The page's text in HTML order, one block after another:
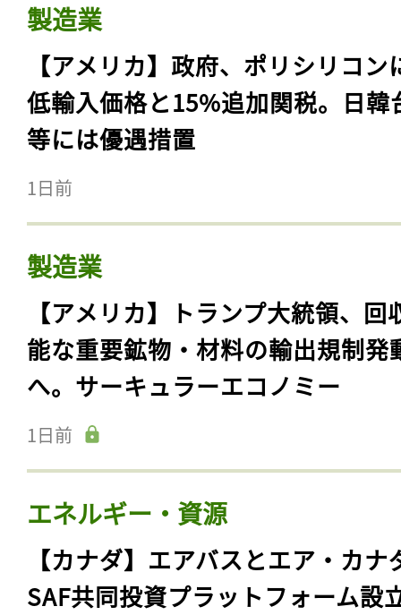
製造業
【アメリカ】政府、ポリシリコン
低輸入価格と15%追加関税。日韓
等には優遇措置
1日前
製造業
【アメリカ】トランプ大統領、回
能な重要鉱物・材料の輸出規制発
へ。サーキュラーエコノミー
1日前
エネルギー・資源
【カナダ】エアバスとエア・カナ
SAF共同投資プラットフォーム設